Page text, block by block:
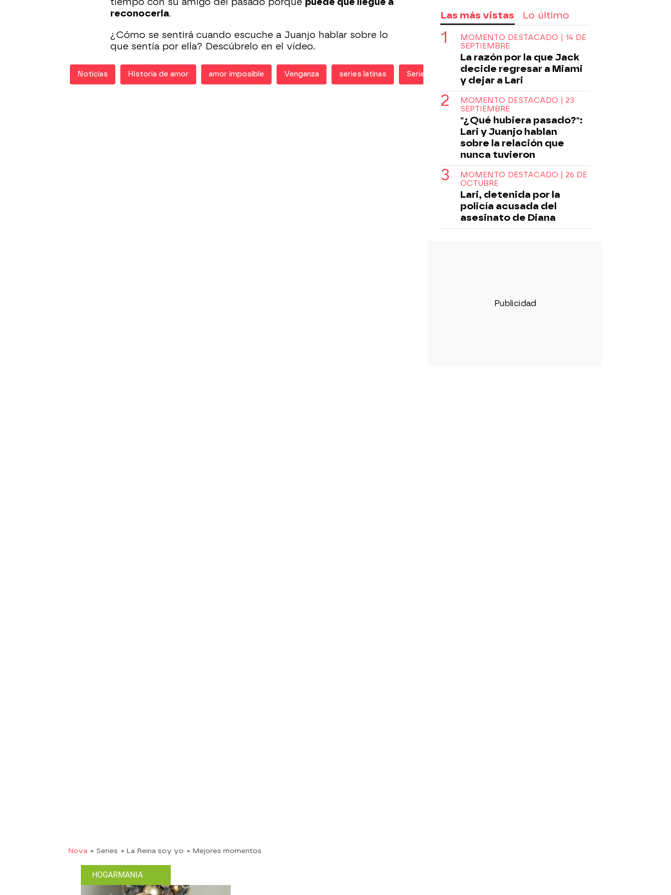
reconocerla.
¿Cómo se sentirá cuando escuche a Juanjo hablar sobre lo
que sentía por ella? Descúbrelo en el vídeo.
Noticias Historia de amor amor imposible Venganza series latinas Series latinas de Nova amor Mejores Momentos
Nova » Series » La Reina soy yo » Mejores momentos
Las más vistas Lo último
MOMENTO DESTACADO | 14 DE
SEPTIEMBRE
La razón por la que Jack
decide regresar a Miami
y dejar a Lari
MOMENTO DESTACADO | 23
SEPTIEMBRE
"¿Qué hubiera pasado?":
Lari y Juanjo hablan
sobre la relación que
nunca tuvieron
MOMENTO DESTACADO | 26 DE
OCTUBRE
Lari, detenida por la
policía acusada del
asesinato de Diana
HOGARMANIA